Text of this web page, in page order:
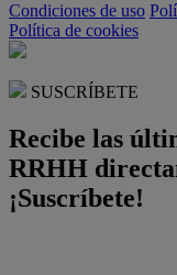
Condiciones de uso
Política de cookies
SUSCRÍBETE
Recibe las
RRHH
¡Suscríbete!